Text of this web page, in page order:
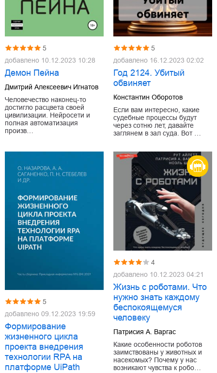
5
добавлено 10.12.2023 10:28
Демон Пейна
Дмитрий Алексеевич Игнатов
Человечество наконец-то
достигло расцвета своей
цивилизации. Нейросети и
полная автоматизация
произв…
5
добавлено 16.12.2023 02:02
Год 2124. Убитый
обвиняет
Константин Оборотов
Если вам интересно, какие
судебные процессы будут
через сотню лет, давайте
заглянем в зал суда. Вот …
5
добавлено 09.12.2023 19:59
Формирование
жизненного цикла
проекта внедрения
технологии RPA на
платформе UiPath
4
добавлено 10.12.2023 04:21
Жизнь с роботами. Что
нужно знать каждому
беспокоящемуся
человеку
Патрисия А. Варгас
Какие особенности роботов
заимствованы у животных и
насекомых? Почему у нас
возникают чувства к робо…